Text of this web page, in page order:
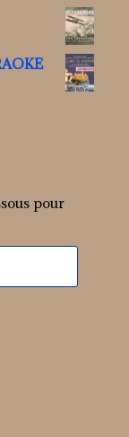
pour